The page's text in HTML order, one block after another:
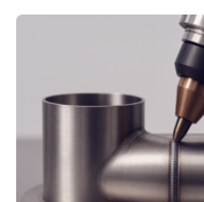
Teile als eine Einheit
der Benutzer vorgeben und
über die Positionierung der
Automatisierungsschnittstelle
besser in spezifische
einzubinden. Sankt Augustin –
vom 23. bis 25. September in